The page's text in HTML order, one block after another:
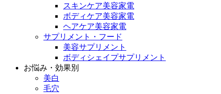
スキンケア美容家電
ボディケア美容家電
ヘアケア美容家電
サプリメント・フード
美容サプリメント
ボディシェイプサプリメント
お悩み・効果別
美白
毛穴